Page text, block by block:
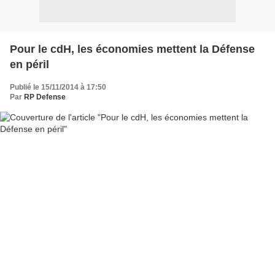
Pour le cdH, les économies mettent la Défense
en péril
Publié le 15/11/2014 à 17:50
Par RP Defense